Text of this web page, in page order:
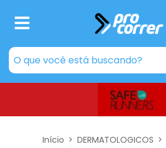
Início > DERMATOLOGICOS >